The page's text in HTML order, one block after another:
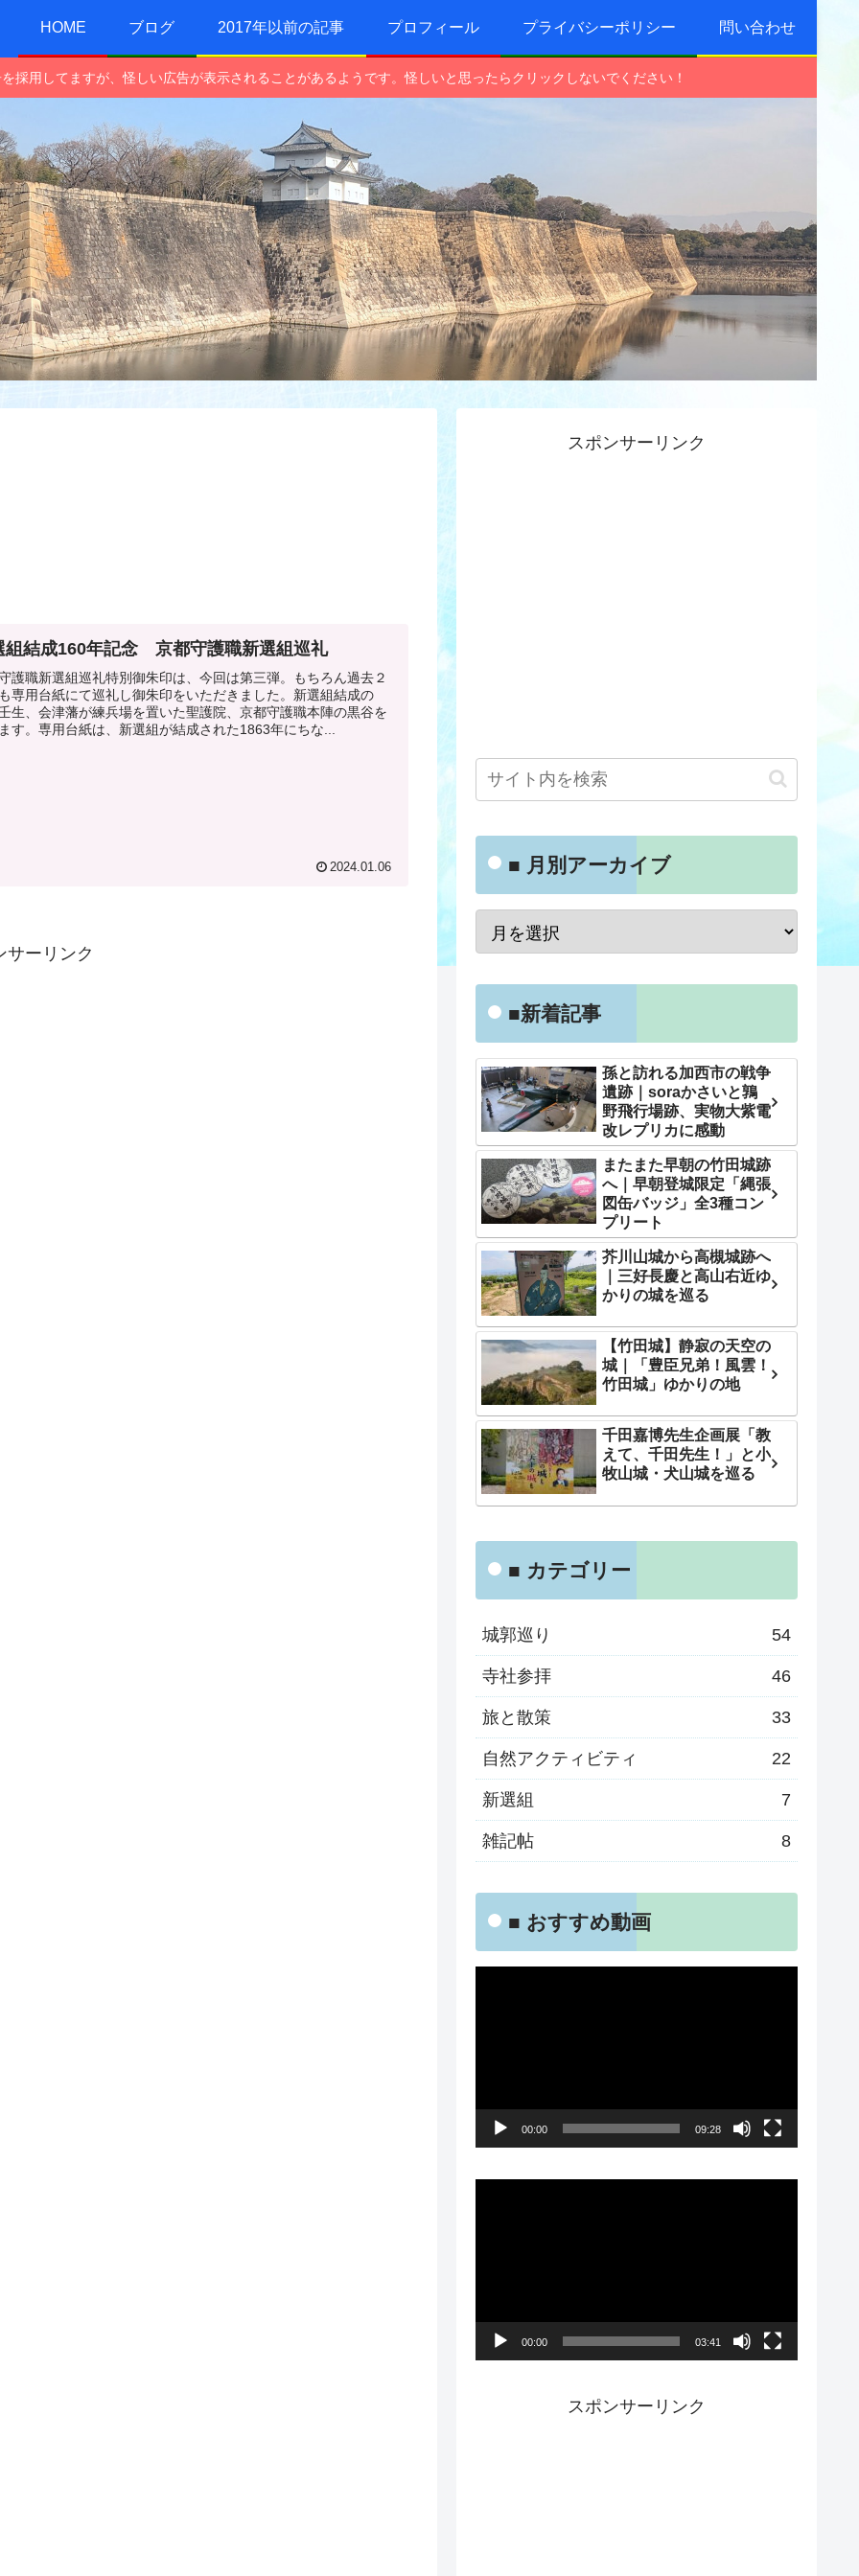
HOME ブログ 2017年以前の記事 プロフィール プライバシーポリシー 問い合わせ
採用してますが、怪しい広告が表示されることがあるようです。怪しいと思ったらクリックしないでください！
組結成160年記念 京都守護職新選組巡礼
護職新選組巡礼特別御朱印は、今回は第三弾。もちろん過去２
専用台紙にて巡礼し御朱印をいただきました。新選組結成の
生、会津藩が練兵場を置いた聖護院、京都守護職本陣の黒谷を
す。専用台紙は、新選組が結成された1863年にちな...
2024.01.06
サーリンク
スポンサーリンク
■ 月別アーカイブ
■新着記事
孫と訪れる加西市の戦争
遺跡｜soraかさいと鶉
野飛行場跡、実物大紫電
改レプリカに感動
またまた早朝の竹田城跡
へ｜早朝登城限定「縄張
図缶バッジ」全3種コン
プリート
芥川山城から高槻城跡へ
｜三好長慶と高山右近ゆ
かりの城を巡る
【竹田城】静寂の天空の
城｜「豊臣兄弟！風雲！
竹田城」ゆかりの地
千田嘉博先生企画展「教
えて、千田先生！」と小
牧山城・犬山城を巡る
■ カテゴリー
城郭巡り 54
寺社参拝 46
旅と散策 33
自然アクティビティ 22
新選組 7
雑記帖 8
■ おすすめ動画
00:00 09:28
00:00 03:41
スポンサーリンク